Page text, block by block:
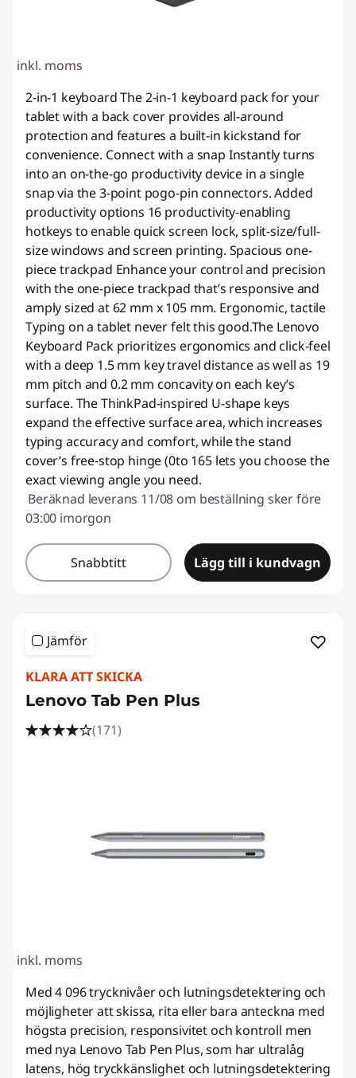
inkl. moms
2-in-1 keyboard The 2-in-1 keyboard pack for your
tablet with a back cover provides all-around
protection and features a built-in kickstand for
convenience. Connect with a snap Instantly turns
into an on-the-go productivity device in a single
snap via the 3-point pogo-pin connectors. Added
productivity options 16 productivity-enabling
hotkeys to enable quick screen lock, split-size/full-
size windows and screen printing. Spacious one-
piece trackpad Enhance your control and precision
with the one-piece trackpad that’s responsive and
amply sized at 62 mm x 105 mm. Ergonomic, tactile
Typing on a tablet never felt this good.The Lenovo
Keyboard Pack prioritizes ergonomics and click-feel
with a deep 1.5 mm key travel distance as well as 19
mm pitch and 0.2 mm concavity on each key’s
surface. The ThinkPad-inspired U-shape keys
expand the effective surface area, which increases
typing accuracy and comfort, while the stand
cover’s free-stop hinge (0to 165 lets you choose the
exact viewing angle you need.
Beräknad leverans 11/08 om beställning sker före
03:00 imorgon
Snabbtitt Lägg till i kundvagn
Jämför
KLARA ATT SKICKA
Lenovo Tab Pen Plus
(171)
inkl. moms
Med 4 096 trycknivåer och lutningsdetektering och
möjligheter att skissa, rita eller bara anteckna med
högsta precision, responsivitet och kontroll men
med nya Lenovo Tab Pen Plus, som har ultralåg
latens, hög tryckkänslighet och lutningsdetektering